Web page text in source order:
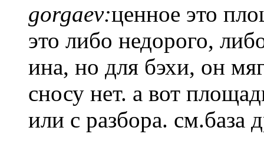
gorgaev:ценное это
это либо недорого,
ина, но для бэхи, он
сносу нет. а вот
или с разбора. см.база